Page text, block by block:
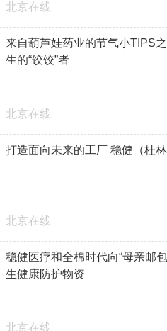
北京在线
来自葫芦娃药业的节气小TIPS
生的“饺饺”者
北京在线
打造面向未来的工厂 稳健（桂
北京在线
稳健医疗和全棉时代向“母亲邮
生健康防护物资
北京在线